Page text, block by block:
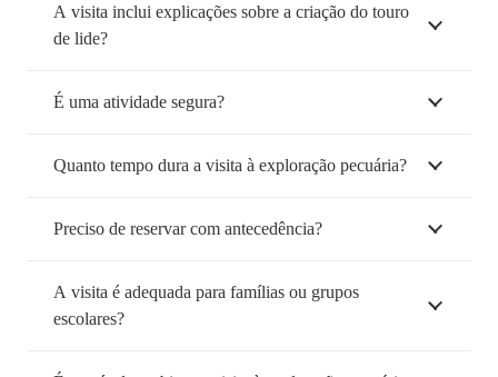
A visita inclui explicações sobre a criação do touro
de lide?
É uma atividade segura?
Quanto tempo dura a visita à exploração pecuária?
Preciso de reservar com antecedência?
A visita é adequada para famílias ou grupos
escolares?